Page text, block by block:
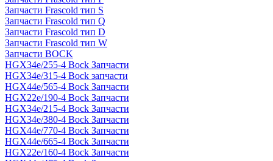
Запчасти Frascold тип S
Запчасти Frascold тип Q
Запчасти Frascold тип D
Запчасти Frascold тип W
Запчасти BOCK
HGX34e/255-4 Bock Запчасти
HGX34e/315-4 Bock запчасти
HGX44e/565-4 Bock Запчасти
HGX22e/190-4 Bock Запчасти
HGX34e/215-4 Bock Запчасти
HGX34e/380-4 Bock Запчасти
HGX44e/770-4 Bock Запчасти
HGX44e/665-4 Bock Запчасти
HGX22e/160-4 Bock Запчасти